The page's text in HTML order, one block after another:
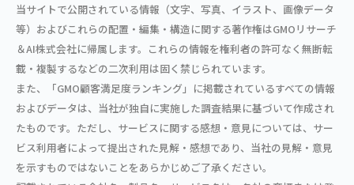
当サイトで公開されている情報（文字、写真、イラスト、画像データ
等）およびこれらの配置・編集・構造に関する著作権はGMOリサーチ
＆AI株式会社に帰属します。これらの情報を権利者の許可なく無断転
載・複製するなどの二次利用は固く禁じられています。
また、「GMO顧客満足度ランキング」に掲載されているすべての情報
およびデータは、当社が独自に実施した調査結果に基づいて作成され
たものです。ただし、サービスに関する感想・意見については、サー
ビス利用者によって提出された見解・感想であり、当社の見解・意見
を示すものではないことをあらかじめご了承ください。